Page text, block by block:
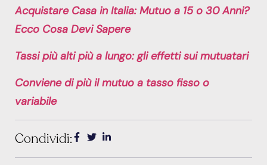
Acquistare Casa in Italia: Mutuo a 15 o 30 Anni?
Ecco Cosa Devi Sapere
Tassi più alti più a lungo: gli effetti sui mutuatari
Conviene di più il mutuo a tasso fisso o
variabile
Condividi: